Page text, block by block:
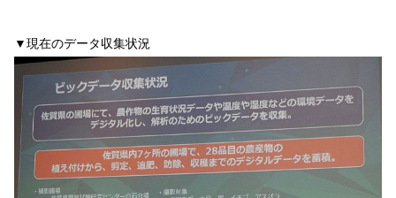
▼現在のデータ収集状況